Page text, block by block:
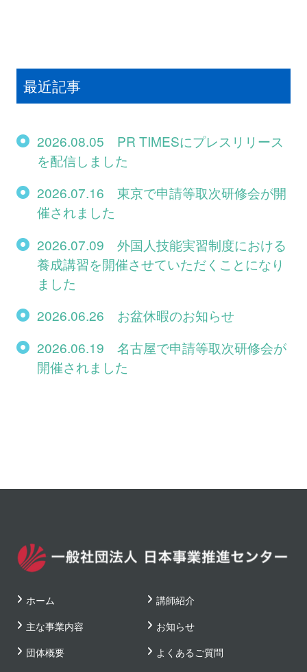
最近記事
2026.08.05 PR TIMESにプレスリリース
を配信しました
2026.07.16 東京で申請等取次研修会が開
催されました
2026.07.09 外国人技能実習制度における
養成講習を開催させていただくことになり
ました
2026.06.26 お盆休暇のお知らせ
2026.06.19 名古屋で申請等取次研修会が
開催されました
ホーム
主な事業内容
団体概要
講師紹介
お知らせ
よくあるご質問